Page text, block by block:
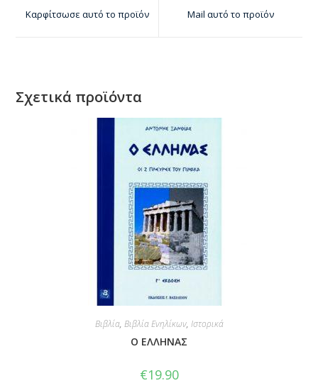
Καρφίτσωσε αυτό το προϊόν Mail αυτό το προϊόν
Σχετικά προϊόντα
Βιβλία, Βιβλία Ενηλίκων, Ιστορικά
Ο ΕΛΛΗΝΑΣ
€19.90